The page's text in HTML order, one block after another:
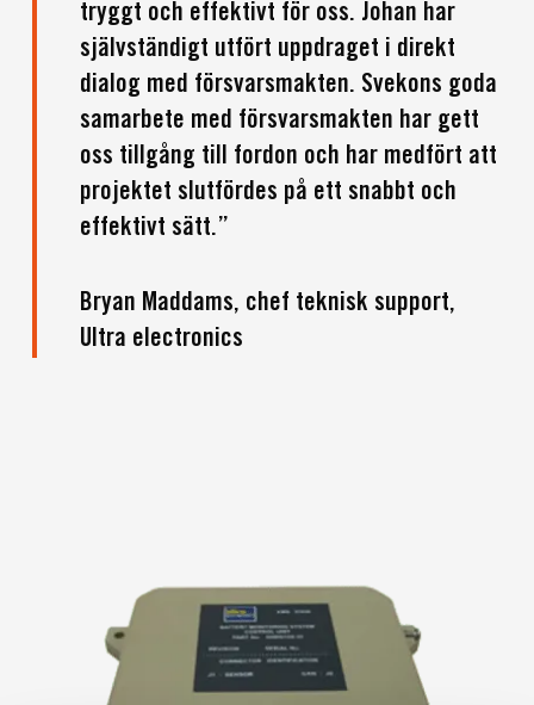
tryggt och effektivt för oss. Johan har
självständigt utfört uppdraget i direkt
dialog med försvarsmakten. Svekons goda
samarbete med försvarsmakten har gett
oss tillgång till fordon och har medfört att
projektet slutfördes på ett snabbt och
effektivt sätt.”
Bryan Maddams, chef teknisk support,
Ultra electronics